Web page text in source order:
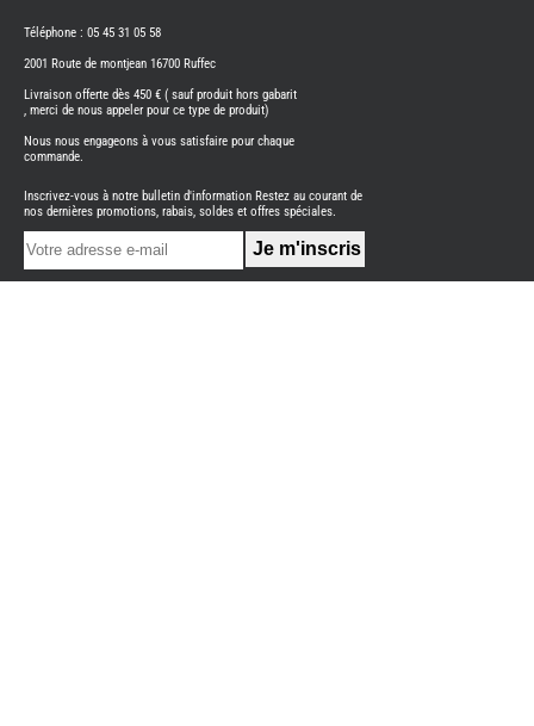
ITINEO
CAMPING-
OCCASION
CARADO
NEUFS
FOURGON
BENIMAR
FOURGON
Téléphone : 05 45 31 05 58
2001 Route de montjean 16700 Ruffec
Livraison offerte dès 450 € ( sauf produit hors gabarit
, merci de nous appeler pour ce type de produit)
Nous nous engageons à vous satisfaire pour chaque
commande.
Inscrivez-vous à notre bulletin d'information Restez au courant de
nos dernières promotions, rabais, soldes et offres spéciales.